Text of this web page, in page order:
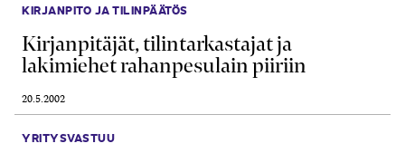
KIRJANPITO JA TILINPÄÄTÖS
Kirjanpitäjät, tilintarkastajat ja
lakimiehet rahanpesulain piiriin
20.5.2002
YRITYSVASTUU